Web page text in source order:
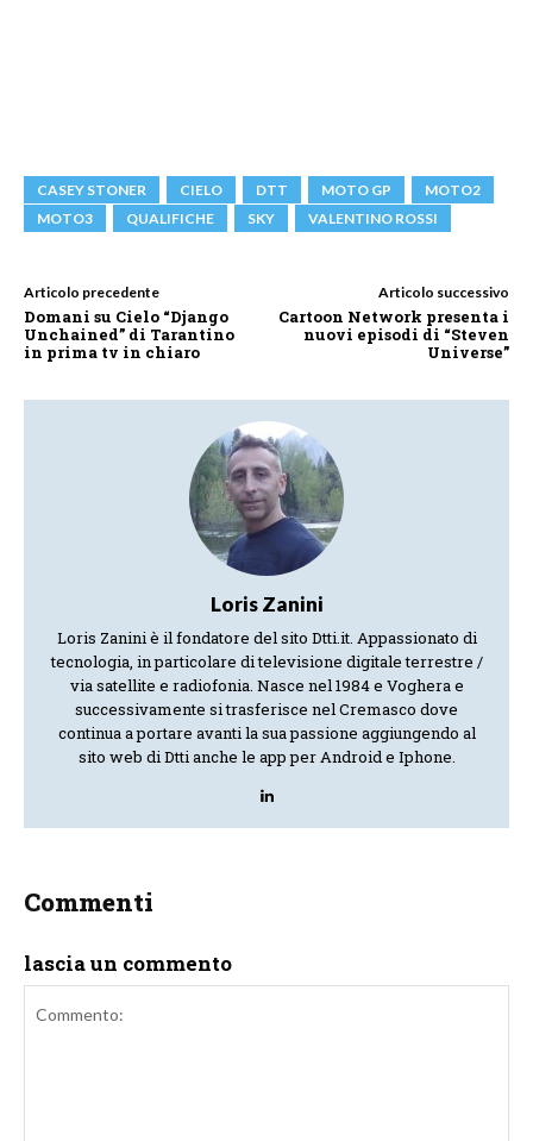
CASEY STONER CIELO DTT MOTO GP
MOTO2
MOTO3
QUALIFICHE SKY VALENTINO ROSSI
Articolo precedente
Domani su Cielo “Django
Unchained” di Tarantino
in prima tv in chiaro
Articolo successivo
Cartoon Network presenta i
nuovi episodi di “Steven
Universe”
Loris Zanini
Loris Zanini è il fondatore del sito Dtti.it. Appassionato di
tecnologia, in particolare di televisione digitale terrestre /
via satellite e radiofonia. Nasce nel 1984 e Voghera e
successivamente si trasferisce nel Cremasco dove
continua a portare avanti la sua passione aggiungendo al
sito web di Dtti anche le app per Android e Iphone.
Commenti
lascia un commento